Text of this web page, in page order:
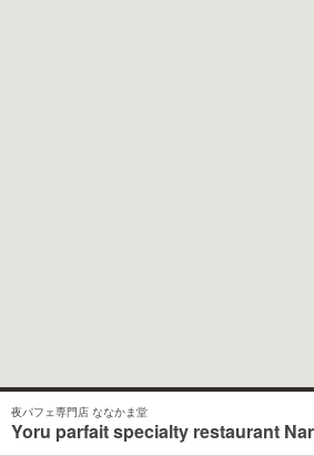
夜パフェ専門店 ななかま堂
Yoru parfait specialty restaurant